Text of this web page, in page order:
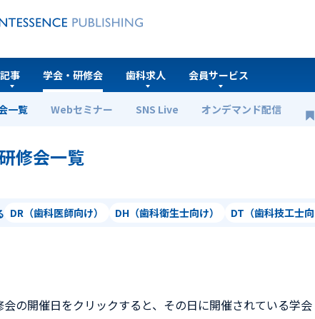
記事 学会・研修会
一覧 Webセミナー SNS Live オンデマンド配信
歯科求人 会員サービス
・研修会一覧
修会一覧
DR（歯科医師向け） DH（歯科衛生士向け） DT（歯科技工士向
の開催日をクリックすると、その日に開催されている学会